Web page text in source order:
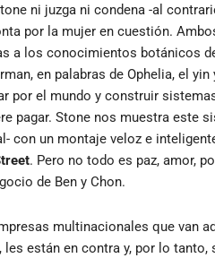
ni juzga ni condena -al
por la mujer en cuestión.
a los conocimientos botánicos
en palabras de Ophelia, el
por el mundo y construir
pagar. Stone nos muestra este
con un montaje veloz e
. Pero no todo es paz, amor,
de Ben y Chon.
multinacionales que van
están en contra y, por lo